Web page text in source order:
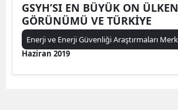
GSYH’SI EN BÜYÜK ON
GÖRÜNÜMÜ VE TÜRKİYE
Enerji ve Enerji Güvenliği Araştırmaları
Haziran 2019